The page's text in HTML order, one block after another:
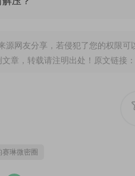
源网友分享，若侵犯了您的权限可
章，转载请注明出处！原文链接：
赛琳微密圈